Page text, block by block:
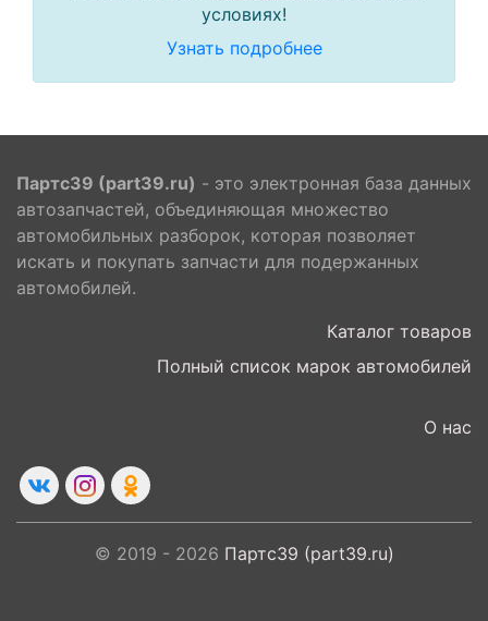
условиях!
Узнать подробнее
Партс39 (part39.ru) - это электронная база данных
автозапчастей, объединяющая множество
автомобильных разборок, которая позволяет
искать и покупать запчасти для подержанных
автомобилей.
Каталог товаров
Полный список марок автомобилей
О нас
© 2019 - 2026 Партс39 (part39.ru)